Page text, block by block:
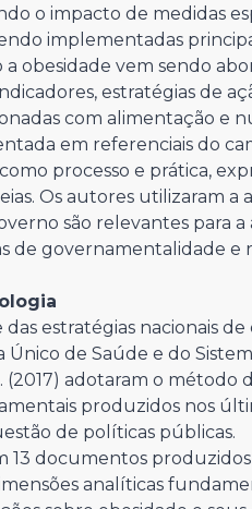
o impacto de medidas
implementadas
a obesidade vem sendo
estratégias de
com alimentação e
em referenciais do
processo e prática,
Os autores utilizaram
são relevantes para
de governamentalidade e
das estratégias nacionais
Único de Saúde e do
(2017) adotaram o
produzidos nos
de políticas públicas.
13 documentos
analíticas